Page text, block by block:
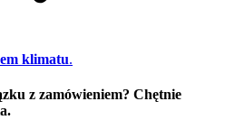
klimatu.
z zamówieniem? Chętnie